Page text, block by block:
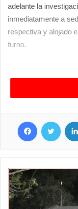
adelante la
inmediatamente a
respectiva y alojado
turno.
Facebook